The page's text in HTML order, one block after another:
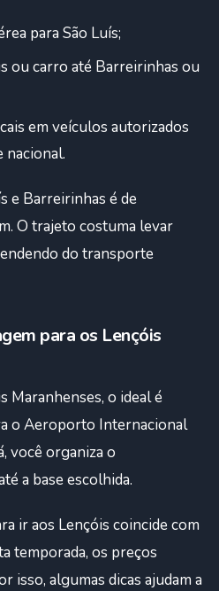
para São Luís;
ou carro até Barreirinhas ou
em veículos autorizados
nacional.
e Barreirinhas é de
O trajeto costuma levar
do transporte
para os Lençóis
Maranhenses, o ideal é
o Aeroporto Internacional
você organiza o
a base escolhida.
ir aos Lençóis coincide com
temporada, os preços
isso, algumas dicas ajudam a